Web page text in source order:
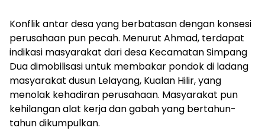
Konflik antar desa yang berbatasan dengan konsesi
perusahaan pun pecah. Menurut Ahmad, terdapat
indikasi masyarakat dari desa Kecamatan Simpang
Dua dimobilisasi untuk membakar pondok di ladang
masyarakat dusun Lelayang, Kualan Hilir, yang
menolak kehadiran perusahaan. Masyarakat pun
kehilangan alat kerja dan gabah yang bertahun-
tahun dikumpulkan.